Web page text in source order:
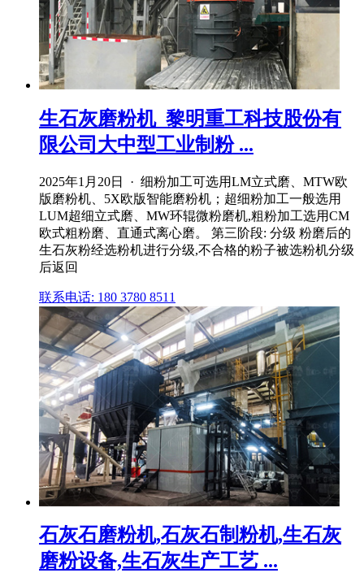
生石灰磨粉机_黎明重工科技股份有
限公司大中型工业制粉 ...
2025年1月20日 · 细粉加工可选用LM立式磨、MTW欧
版磨粉机、5X欧版智能磨粉机；超细粉加工一般选用
LUM超细立式磨、MW环辊微粉磨机,粗粉加工选用CM
欧式粗粉磨、直通式离心磨。 第三阶段: 分级 粉磨后的
生石灰粉经选粉机进行分级,不合格的粉子被选粉机分级
后返回
联系电话: 180 3780 8511
石灰石磨粉机,石灰石制粉机,生石灰
磨粉设备,生石灰生产工艺 ...